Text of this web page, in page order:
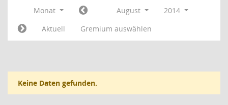
Monat August
2014
Aktuell
Gremium auswählen
Keine Daten gefunden.